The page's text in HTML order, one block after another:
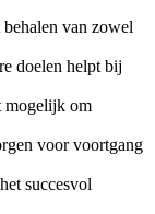
van zowel
doelen helpt bij
mogelijk om
voor voortgang
succesvol